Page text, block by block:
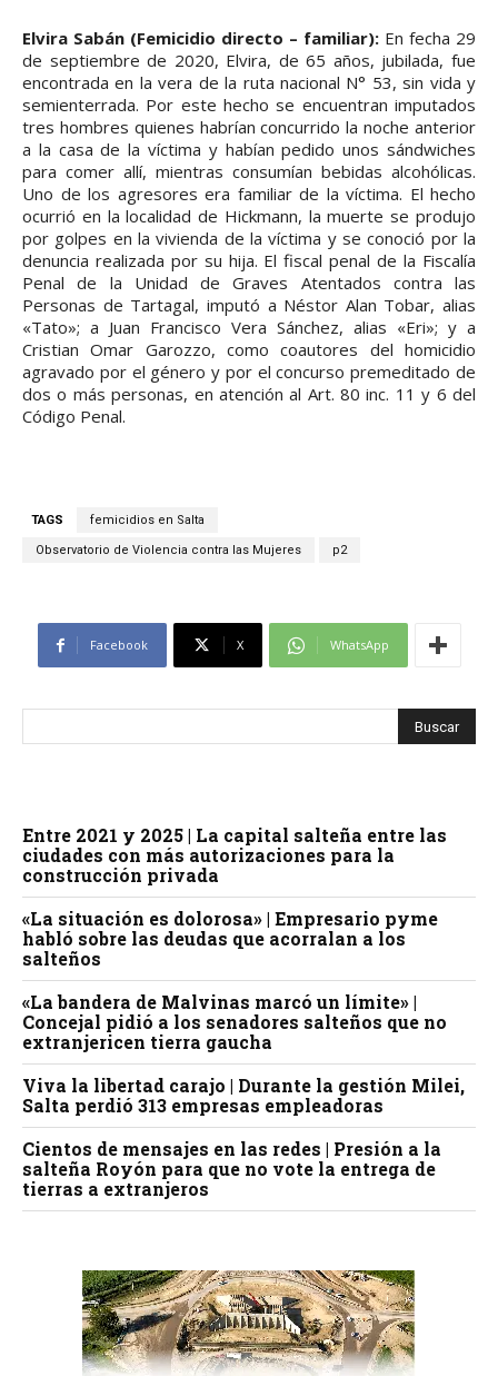
Elvira Sabán (Femicidio directo – familiar): En fecha 29
de septiembre de 2020, Elvira, de 65 años, jubilada, fue
encontrada en la vera de la ruta nacional N° 53, sin vida y
semienterrada. Por este hecho se encuentran imputados
tres hombres quienes habrían concurrido la noche anterior
a la casa de la víctima y habían pedido unos sándwiches
para comer allí, mientras consumían bebidas alcohólicas.
Uno de los agresores era familiar de la víctima. El hecho
ocurrió en la localidad de Hickmann, la muerte se produjo
por golpes en la vivienda de la víctima y se conoció por la
denuncia realizada por su hija. El fiscal penal de la Fiscalía
Penal de la Unidad de Graves Atentados contra las
Personas de Tartagal, imputó a Néstor Alan Tobar, alias
«Tato»; a Juan Francisco Vera Sánchez, alias «Eri»; y a
Cristian Omar Garozzo, como coautores del homicidio
agravado por el género y por el concurso premeditado de
dos o más personas, en atención al Art. 80 inc. 11 y 6 del
Código Penal.
TAGS femicidios en Salta
Observatorio de Violencia contra las Mujeres p2
Facebook X WhatsApp
Entre 2021 y 2025 | La capital salteña entre las
ciudades con más autorizaciones para la
construcción privada
«La situación es dolorosa» | Empresario pyme
habló sobre las deudas que acorralan a los
salteños
«La bandera de Malvinas marcó un límite» |
Concejal pidió a los senadores salteños que no
extranjericen tierra gaucha
Viva la libertad carajo | Durante la gestión Milei,
Salta perdió 313 empresas empleadoras
Cientos de mensajes en las redes | Presión a la
salteña Royón para que no vote la entrega de
tierras a extranjeros